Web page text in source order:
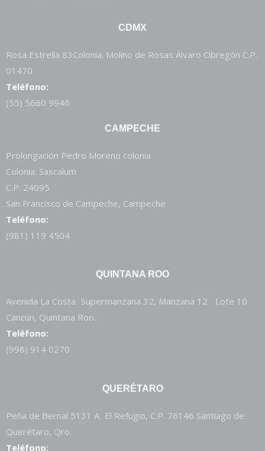
CDMX
Rosa Estrella 83Colonia: Molino de Rosas Álvaro Obregón C.P.
01470
Teléfono:
(55) 5660 9946
CAMPECHE
Prolongación Pedro Moreno colonia
Colonia: Sascalum
C.P. 24095
San Francisco de Campeche, Campeche
Teléfono:
(981) 119 4504
QUINTANA ROO
Avenida La Costa Supermanzana 32, Manzana 12 Lote 10
Cancún, Quintana Roo.
Teléfono:
(998) 914 0270
QUERÉTARO
Peña de Bernal 5131 A El Refugio, C.P. 76146 Santiago de
Querétaro, Qro.
Teléfono: